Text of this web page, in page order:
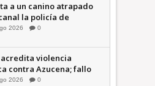
a un canino atrapado
la policía de
INFORMATIVA
2026 0
acredita violencia
contra Azucena; fallo
guerra sucia: Octavio
2026 0